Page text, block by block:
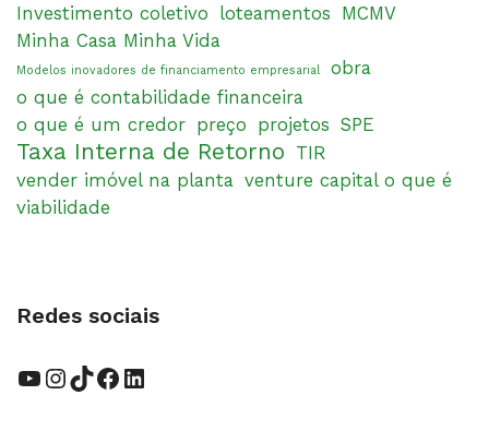
Investimento coletivo loteamentos MCMV
Minha Casa Minha Vida
Modelos inovadores de financiamento empresarial
obra
o que é contabilidade financeira
o que é um credor preço projetos SPE
Taxa Interna de Retorno TIR
vender imóvel na planta venture capital o que é
viabilidade
Redes sociais